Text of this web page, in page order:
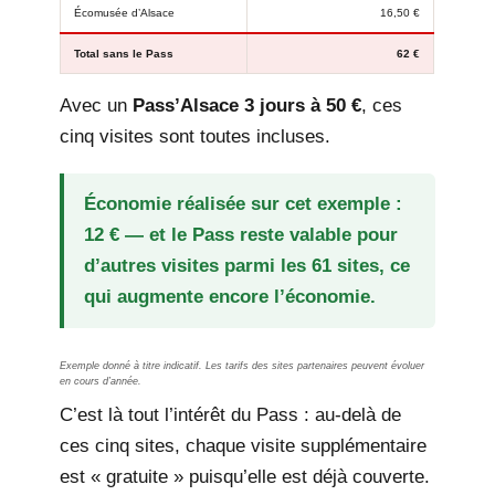
Écomusée d’Alsace 16,50 €
Total sans le Pass 62 €
Avec un Pass’Alsace 3 jours à 50 €, ces
cinq visites sont toutes incluses.
Économie réalisée sur cet exemple :
12 € — et le Pass reste valable pour
d’autres visites parmi les 61 sites, ce
qui augmente encore l’économie.
Exemple donné à titre indicatif. Les tarifs des sites partenaires peuvent évoluer
en cours d’année.
C’est là tout l’intérêt du Pass : au-delà de
ces cinq sites, chaque visite supplémentaire
est « gratuite » puisqu’elle est déjà couverte.